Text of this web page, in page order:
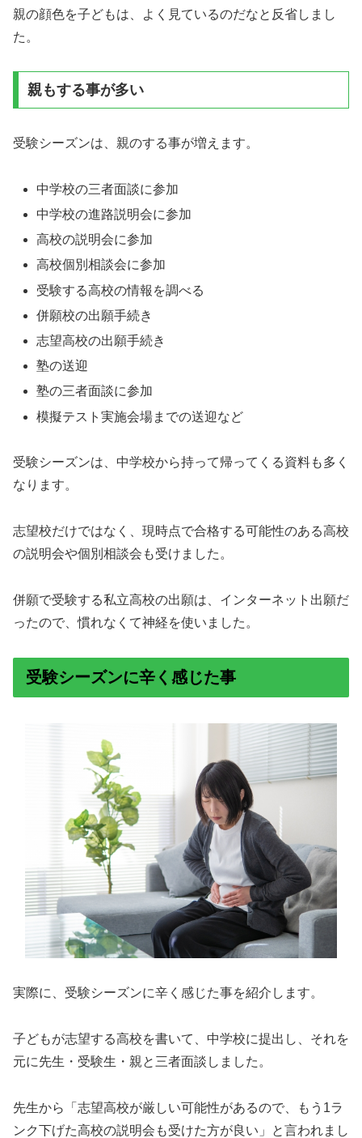
親の顔色を子どもは、よく見ているのだなと反省しまし
た。
親もする事が多い
受験シーズンは、親のする事が増えます。
中学校の三者面談に参加
中学校の進路説明会に参加
高校の説明会に参加
高校個別相談会に参加
受験する高校の情報を調べる
併願校の出願手続き
志望高校の出願手続き
塾の送迎
塾の三者面談に参加
模擬テスト実施会場までの送迎など
受験シーズンは、中学校から持って帰ってくる資料も多く
なります。
志望校だけではなく、現時点で合格する可能性のある高校
の説明会や個別相談会も受けました。
併願で受験する私立高校の出願は、インターネット出願だ
ったので、慣れなくて神経を使いました。
受験シーズンに辛く感じた事
実際に、受験シーズンに辛く感じた事を紹介します。
子どもが志望する高校を書いて、中学校に提出し、それを
元に先生・受験生・親と三者面談しました。
先生から「志望高校が厳しい可能性があるので、もう1ラ
ンク下げた高校の説明会も受けた方が良い」と言われまし